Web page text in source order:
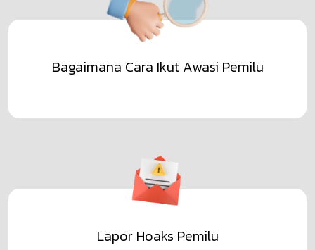
Bagaimana Cara Ikut Awasi Pemilu
Lapor Hoaks Pemilu